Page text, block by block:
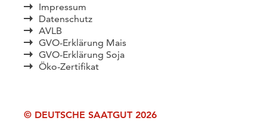
Impressum
Datenschutz
AVLB
GVO-Erklärung Mais
GVO-Erklärung Soja
Öko-Zertifikat
© DEUTSCHE SAATGUT 2026